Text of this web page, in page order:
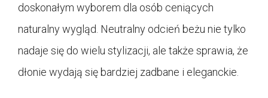
doskonałym wyborem dla osób ceniących
naturalny wygląd. Neutralny odcień beżu nie tylko
nadaje się do wielu stylizacji, ale także sprawia, że
dłonie wydają się bardziej zadbane i eleganckie.